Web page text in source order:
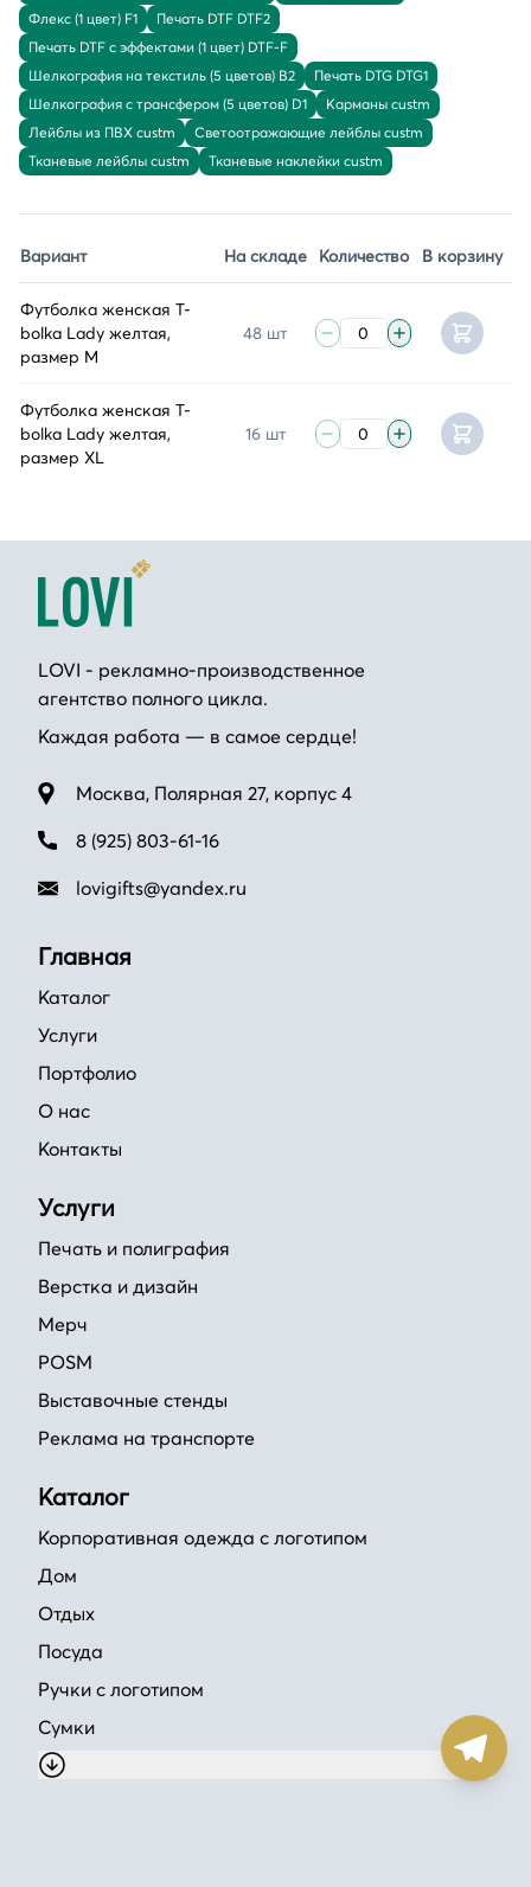
Флекс (1 цвет) F1
Печать DTF DTF2
Печать DTF с эффектами (1 цвет) DTF-F
Шелкография на текстиль (5 цветов) B2
Печать DTG DTG1
Шелкография с трансфером (5 цветов) D1
Карманы custm
Лейблы из ПВХ custm
Светоотражающие лейблы custm
Тканевые лейблы custm
Тканевые наклейки custm
Вариант На складе Количество В корзину
Футболка женская T-
bolka Lady желтая,
размер M
48 шт
Футболка женская T-
bolka Lady желтая,
размер XL
16 шт
LOVI - рекламно-производственное
агентство полного цикла.
Каждая работа — в самое сердце!
Москва, Полярная 27, корпус 4
8 (925) 803-61-16
lovigifts@yandex.ru
Главная
Каталог
Услуги
Портфолио
О нас
Контакты
Услуги
Печать и полиграфия
Верстка и дизайн
Мерч
POSM
Выставочные стенды
Реклама на транспорте
Каталог
Корпоративная одежда с логотипом
Дом
Отдых
Посуда
Ручки с логотипом
Сумки